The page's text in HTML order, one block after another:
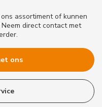
assortiment of kunnen
direct contact met
ons